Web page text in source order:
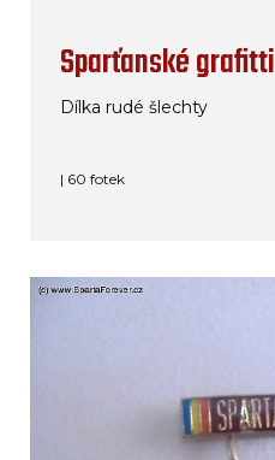
Sparťanské grafitti
Dílka rudé šlechty
| 60 fotek